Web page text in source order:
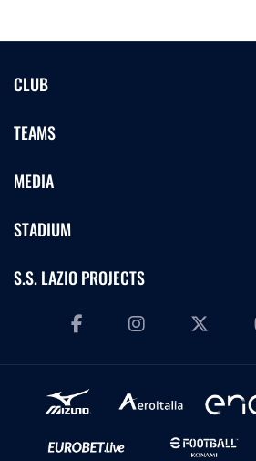
CLUB
TEAMS
MEDIA
STADIUM
S.S. LAZIO PROJECTS